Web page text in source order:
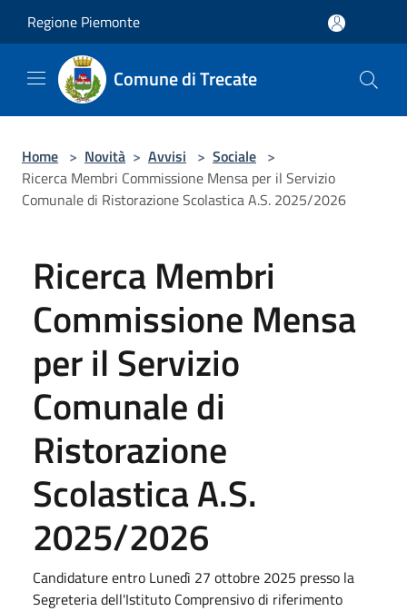
Regione Piemonte
Comune di Trecate
Home > Novità > Avvisi > Sociale >
Ricerca Membri Commissione Mensa per il Servizio
Comunale di Ristorazione Scolastica A.S. 2025/2026
Ricerca Membri
Commissione Mensa
per il Servizio
Comunale di
Ristorazione
Scolastica A.S.
2025/2026
Candidature entro Lunedì 27 ottobre 2025 presso la
Segreteria dell'Istituto Comprensivo di riferimento